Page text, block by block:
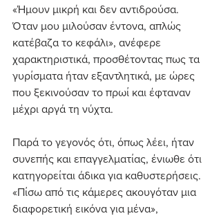
«Ήμουν μικρή και δεν αντιδρούσα.
Όταν μου μιλούσαν έντονα, απλώς
κατέβαζα το κεφάλι», ανέφερε
χαρακτηριστικά, προσθέτοντας πως τα
γυρίσματα ήταν εξαντλητικά, με ώρες
που ξεκινούσαν το πρωί και έφταναν
μέχρι αργά τη νύχτα.
Παρά το γεγονός ότι, όπως λέει, ήταν
συνεπής και επαγγελματίας, ένιωθε ότι
κατηγορείται άδικα για καθυστερήσεις.
«Πίσω από τις κάμερες ακουγόταν μια
διαφορετική εικόνα για μένα»,